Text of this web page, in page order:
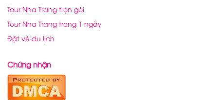
Tour Nha Trang trọn gói
Tour Nha Trang trong 1 ngày
Đặt vé du lịch
Chứng nhận